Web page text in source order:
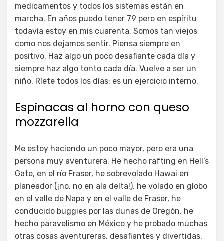
medicamentos y todos los sistemas están en
marcha. En años puedo tener 79 pero en espíritu
todavía estoy en mis cuarenta. Somos tan viejos
como nos dejamos sentir. Piensa siempre en
positivo. Haz algo un poco desafiante cada día y
siempre haz algo tonto cada día. Vuelve a ser un
niño. Ríete todos los días: es un ejercicio interno.
Espinacas al horno con queso
mozzarella
Me estoy haciendo un poco mayor, pero era una
persona muy aventurera. He hecho rafting en Hell’s
Gate, en el río Fraser, he sobrevolado Hawai en
planeador (¡no, no en ala delta!), he volado en globo
en el valle de Napa y en el valle de Fraser, he
conducido buggies por las dunas de Oregón, he
hecho paravelismo en México y he probado muchas
otras cosas aventureras, desafiantes y divertidas.